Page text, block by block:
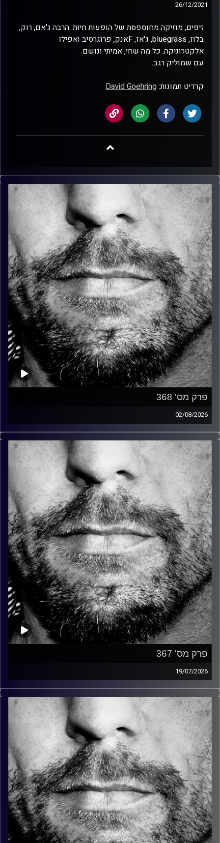
26/12/2021
זיפים, מוזיקה מחוספסת של הופעות חיות. הרבה ג'אם, רוק,
בלוז, bluegrass, ג'אז, Fאנק, פרוגרסיב ואפילו
אלקטרוניקה. כל מה שחי, אמיתי ונושם.
עם שמוליק רגב.
קרדיט תמונות:David Goehring
פרק מס' 368
02/08/2026
זיפים, מוזיקה מחוספסת של הופעות חיות. הרבה ג'אם, רוק,
בלוז, bluegrass, ג'אז, Fאנק, פרוגרסיב ואפילו אלקטרוניקה.
כל מה שחי, אמיתי ונושם.
עם שמוליק רגב.
קרדיט תמונות: David Goehring
פרק מס' 367
19/07/2026
זיפים, מוזיקה מחוספסת של הופעות חיות. הרבה ג'אם, רוק,
בלוז, bluegrass, ג'אז, Fאנק, פרוגרסיב ואפילו אלקטרוניקה.
כל מה שחי, אמיתי ונושם.
עם שמוליק רגב.
קרדיט תמונות: David Goehring